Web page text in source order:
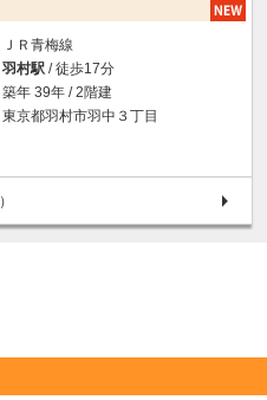
ＪＲ青梅線
羽村駅 / 徒歩17分
築年 39年 / 2階建
東京都羽村市羽中３丁目
）